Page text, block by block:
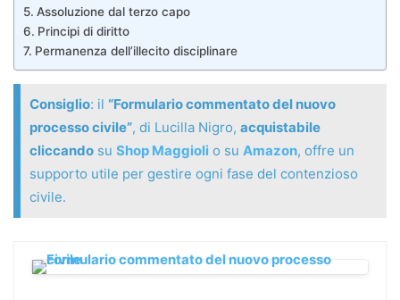
Assoluzione dal terzo capo
Principi di diritto
Permanenza dell’illecito disciplinare
Consiglio: il “Formulario commentato del nuovo
processo civile”, di Lucilla Nigro, acquistabile
cliccando su Shop Maggioli o su Amazon, offre un
supporto utile per gestire ogni fase del contenzioso
civile.